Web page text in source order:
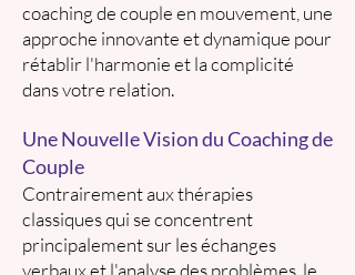
coaching de couple en mouvement, une
approche innovante et dynamique pour
rétablir l'harmonie et la complicité
dans votre relation.
Une Nouvelle Vision du Coaching de
Couple
Contrairement aux thérapies
classiques qui se concentrent
principalement sur les échanges
verbaux et l'analyse des problèmes, le